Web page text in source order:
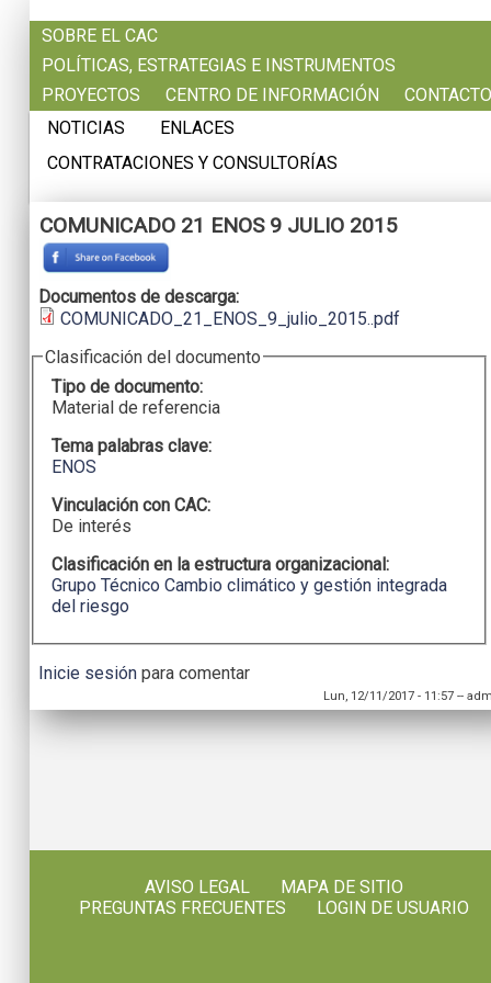
SOBRE EL CAC
POLÍTICAS, ESTRATEGIAS E INSTRUMENTOS
PROYECTOS
CENTRO DE INFORMACIÓN
CONTACTO
NOTICIAS
ENLACES
CONTRATACIONES Y CONSULTORÍAS
COMUNICADO 21 ENOS 9 JULIO 2015
Documentos de descarga:
COMUNICADO_21_ENOS_9_julio_2015..pdf
Clasificación del documento
Tipo de documento:
Material de referencia
Tema palabras clave:
ENOS
Vinculación con CAC:
De interés
Clasificación en la estructura organizacional:
Grupo Técnico Cambio climático y gestión integrada
del riesgo
Inicie sesiónpara comentar
Lun, 12/11/2017 - 11:57 --
AVISO LEGAL
MAPA DE SITIO
PREGUNTAS FRECUENTES
LOGIN DE USUARIO